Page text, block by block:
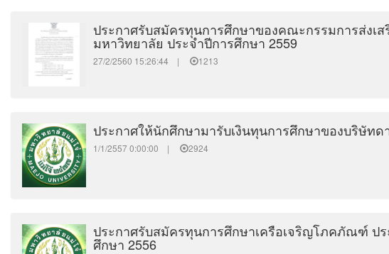
ประกาศรับสมัครทุนการศึกษาของคณะกรรมการส่งเส
มหาวิทยาลัย ประจำปีการศึกษา 2559
27/2/2560 15:26:44 | 1213
ประกาศให้นักศึกษามารับเงินทุนการศึกษาของบริษัทด
1/1/2557 0:00:00 | 2924
ประกาศรับสมัครทุนการศึกษาเครือเจริญโภคภัณฑ์ ปร
ศึกษา 2556